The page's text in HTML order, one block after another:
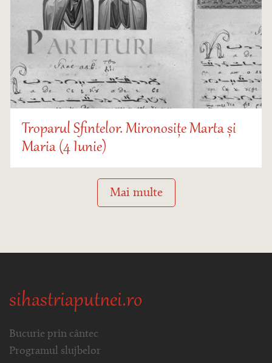
Troparul Sfintelor. Mironosițe Marta și
Maria (4 Iunie)
Mai multe
sihastriaputnei.ro
Bucurie prin cântec
Programul slujbelor